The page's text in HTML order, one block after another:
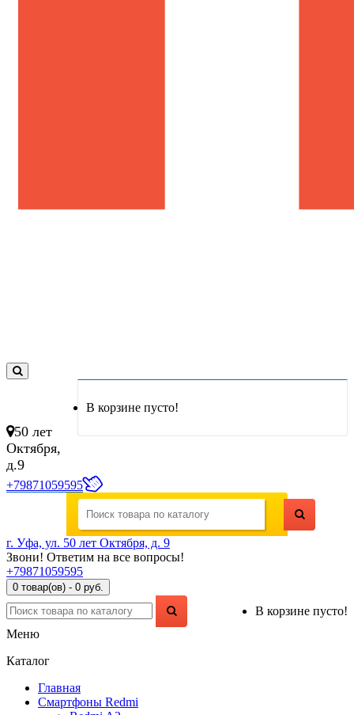
В корзине пусто!
50 лет
Октября,
д.9
+79871059595
г. Уфа, ул. 50 лет Октября, д. 9
Звони! Ответим на все вопросы!
+79871059595
0 товар(ов) - 0 руб.
В корзине пусто!
Меню
Каталог
Главная
Смартфоны Redmi